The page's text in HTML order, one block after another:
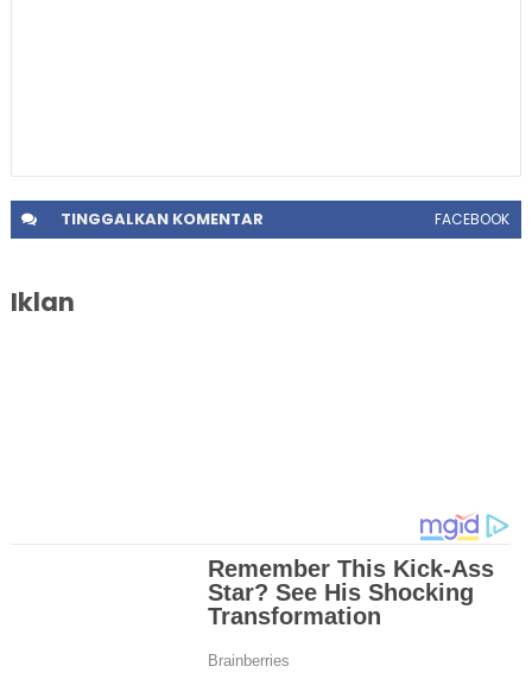
TINGGALKANKOMENTAR FACEBOOK
Iklan